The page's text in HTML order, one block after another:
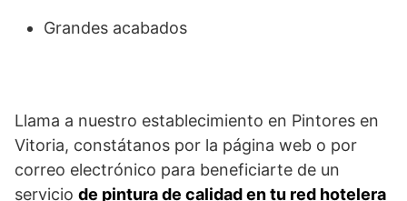
Grandes acabados
Llama a nuestro establecimiento en Pintores en
Vitoria, constátanos por la página web o por
correo electrónico para beneficiarte de un
servicio de pintura de calidad en tu red hotelera